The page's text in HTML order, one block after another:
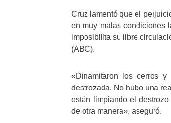
Cruz lamentó que el
en muy malas condiciones
imposibilita su libre
(ABC).
«Dinamitaron los cerros
destrozada. No hubo una
están limpiando el
de otra manera», aseguró.